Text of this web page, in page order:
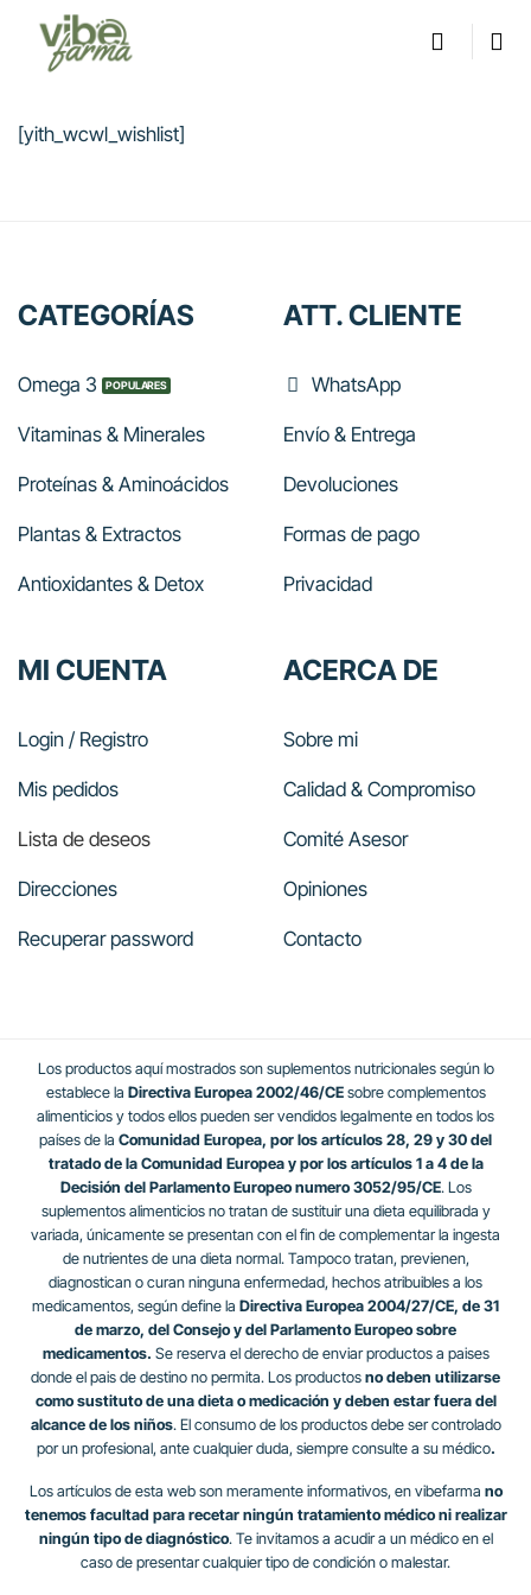
contenido
[yith_wcwl_wishlist]
CATEGORÍAS
Omega 3
Vitaminas & Minerales
Proteínas & Aminoácidos
Plantas & Extractos
Antioxidantes & Detox
ATT. CLIENTE
WhatsApp
Envío & Entrega
Devoluciones
Formas de pago
Privacidad
MI CUENTA
Login / Registro
Mis pedidos
Lista de deseos
Direcciones
Recuperar password
ACERCA DE
Sobre mi
Calidad & Compromiso
Comité Asesor
Opiniones
Contacto
Los productos aquí mostrados son suplementos nutricionales según lo
establece la Directiva Europea 2002/46/CEsobre complementos
alimenticios y todos ellos pueden ser vendidos legalmente en todos los
países de la Comunidad Europea, por los artículos 28, 29 y 30 del
tratado de la Comunidad Europea y por los artículos 1 a 4 de la
Decisión del Parlamento Europeo numero 3052/95/CE. Los
suplementos alimenticios no tratan de sustituir una dieta equilibrada y
variada, únicamente se presentan con el fin de complementar la ingesta
de nutrientes de una dieta normal. Tampoco tratan, previenen,
diagnostican o curan ninguna enfermedad, hechos atribuibles a los
medicamentos, según define la Directiva Europea 2004/27/CE, de 31
de marzo, del Consejo y del Parlamento Europeo sobre
medicamentos. Se reserva el derecho de enviar productos a paises
donde el pais de destino no permita. Los productos no deben utilizarse
como sustituto de una dieta o medicación y deben estar fuera del
alcance de los niños. El consumo de los productos debe ser controlado
por un profesional, ante cualquier duda, siempre consulte a su médico.
Los artículos de esta web son meramente informativos, en vibefarma no
tenemos facultad para recetar ningún tratamiento médico ni realizar
ningún tipo de diagnóstico. Te invitamos a acudir a un médico en el
caso de presentar cualquier tipo de condición o malestar.